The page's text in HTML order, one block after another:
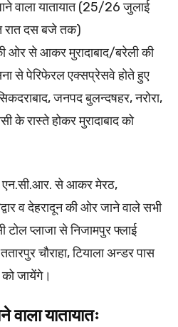
वाला यातायात (25/26 जुलाई
रात दस बजे तक)
ओर से आकर मुरादाबाद/बरेली की
से पेरिफेरल एक्सप्रेसवे होते हुए
जनपद बुलन्दषहर, नरोरा,
के रास्ते होकर मुरादाबाद को
एन.सी.आर. से आकर मेरठ,
व देहरादून की ओर जाने वाले सभी
टोल प्लाजा से निजामपुर फ्लाई
चौराहा, टियाला अन्डर पास
जायेंगे।
वाला यातायातः